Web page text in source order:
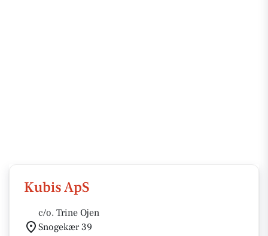
Kubis ApS
c/o. Trine Ojen
Snogekær 39